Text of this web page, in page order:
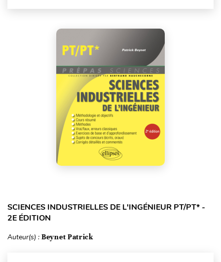
SCIENCES INDUSTRIELLES DE L'INGÉNIEUR PT/PT* -
2E ÉDITION
Auteur(s) : Beynet Patrick